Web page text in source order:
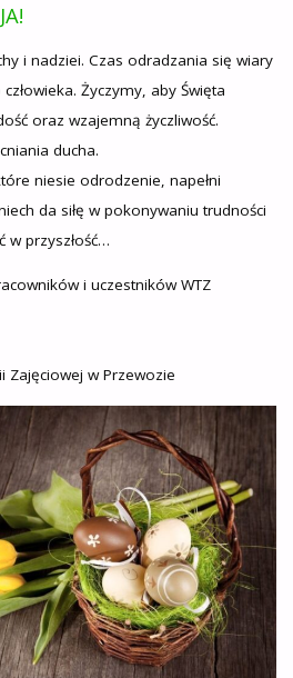
i nadziei. Czas odradzania się wiary
Życzymy, aby Święta
oraz wzajemną życzliwość.
ducha.
niesie odrodzenie, napełni
da siłę w pokonywaniu trudności
w przyszłość…
i uczestników WTZ
Zajęciowej w Przewozie